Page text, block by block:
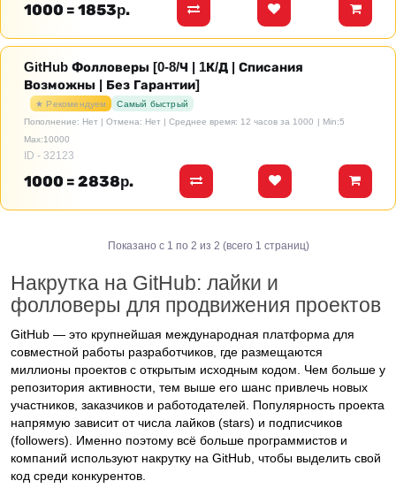
1000 = 1853р.
GitHub Фолловеры [0-8/Ч | 1К/Д | Списания
Возможны | Без Гарантии]
★ Рекомендуем
Самый быстрый
Пополнение: Нет | Отмена: Нет | Среднее время: 12 часов за 1000 | Min:5
Max:10000
ID - 32123
1000 = 2838р.
Показано с 1 по 2 из 2 (всего 1 страниц)
Накрутка на GitHub: лайки и
фолловеры для продвижения проектов
GitHub — это крупнейшая международная платформа для
совместной работы разработчиков, где размещаются
миллионы проектов с открытым исходным кодом. Чем больше у
репозитория активности, тем выше его шанс привлечь новых
участников, заказчиков и работодателей. Популярность проекта
напрямую зависит от числа лайков (stars) и подписчиков
(followers). Именно поэтому всё больше программистов и
компаний используют накрутку на GitHub, чтобы выделить свой
код среди конкурентов.